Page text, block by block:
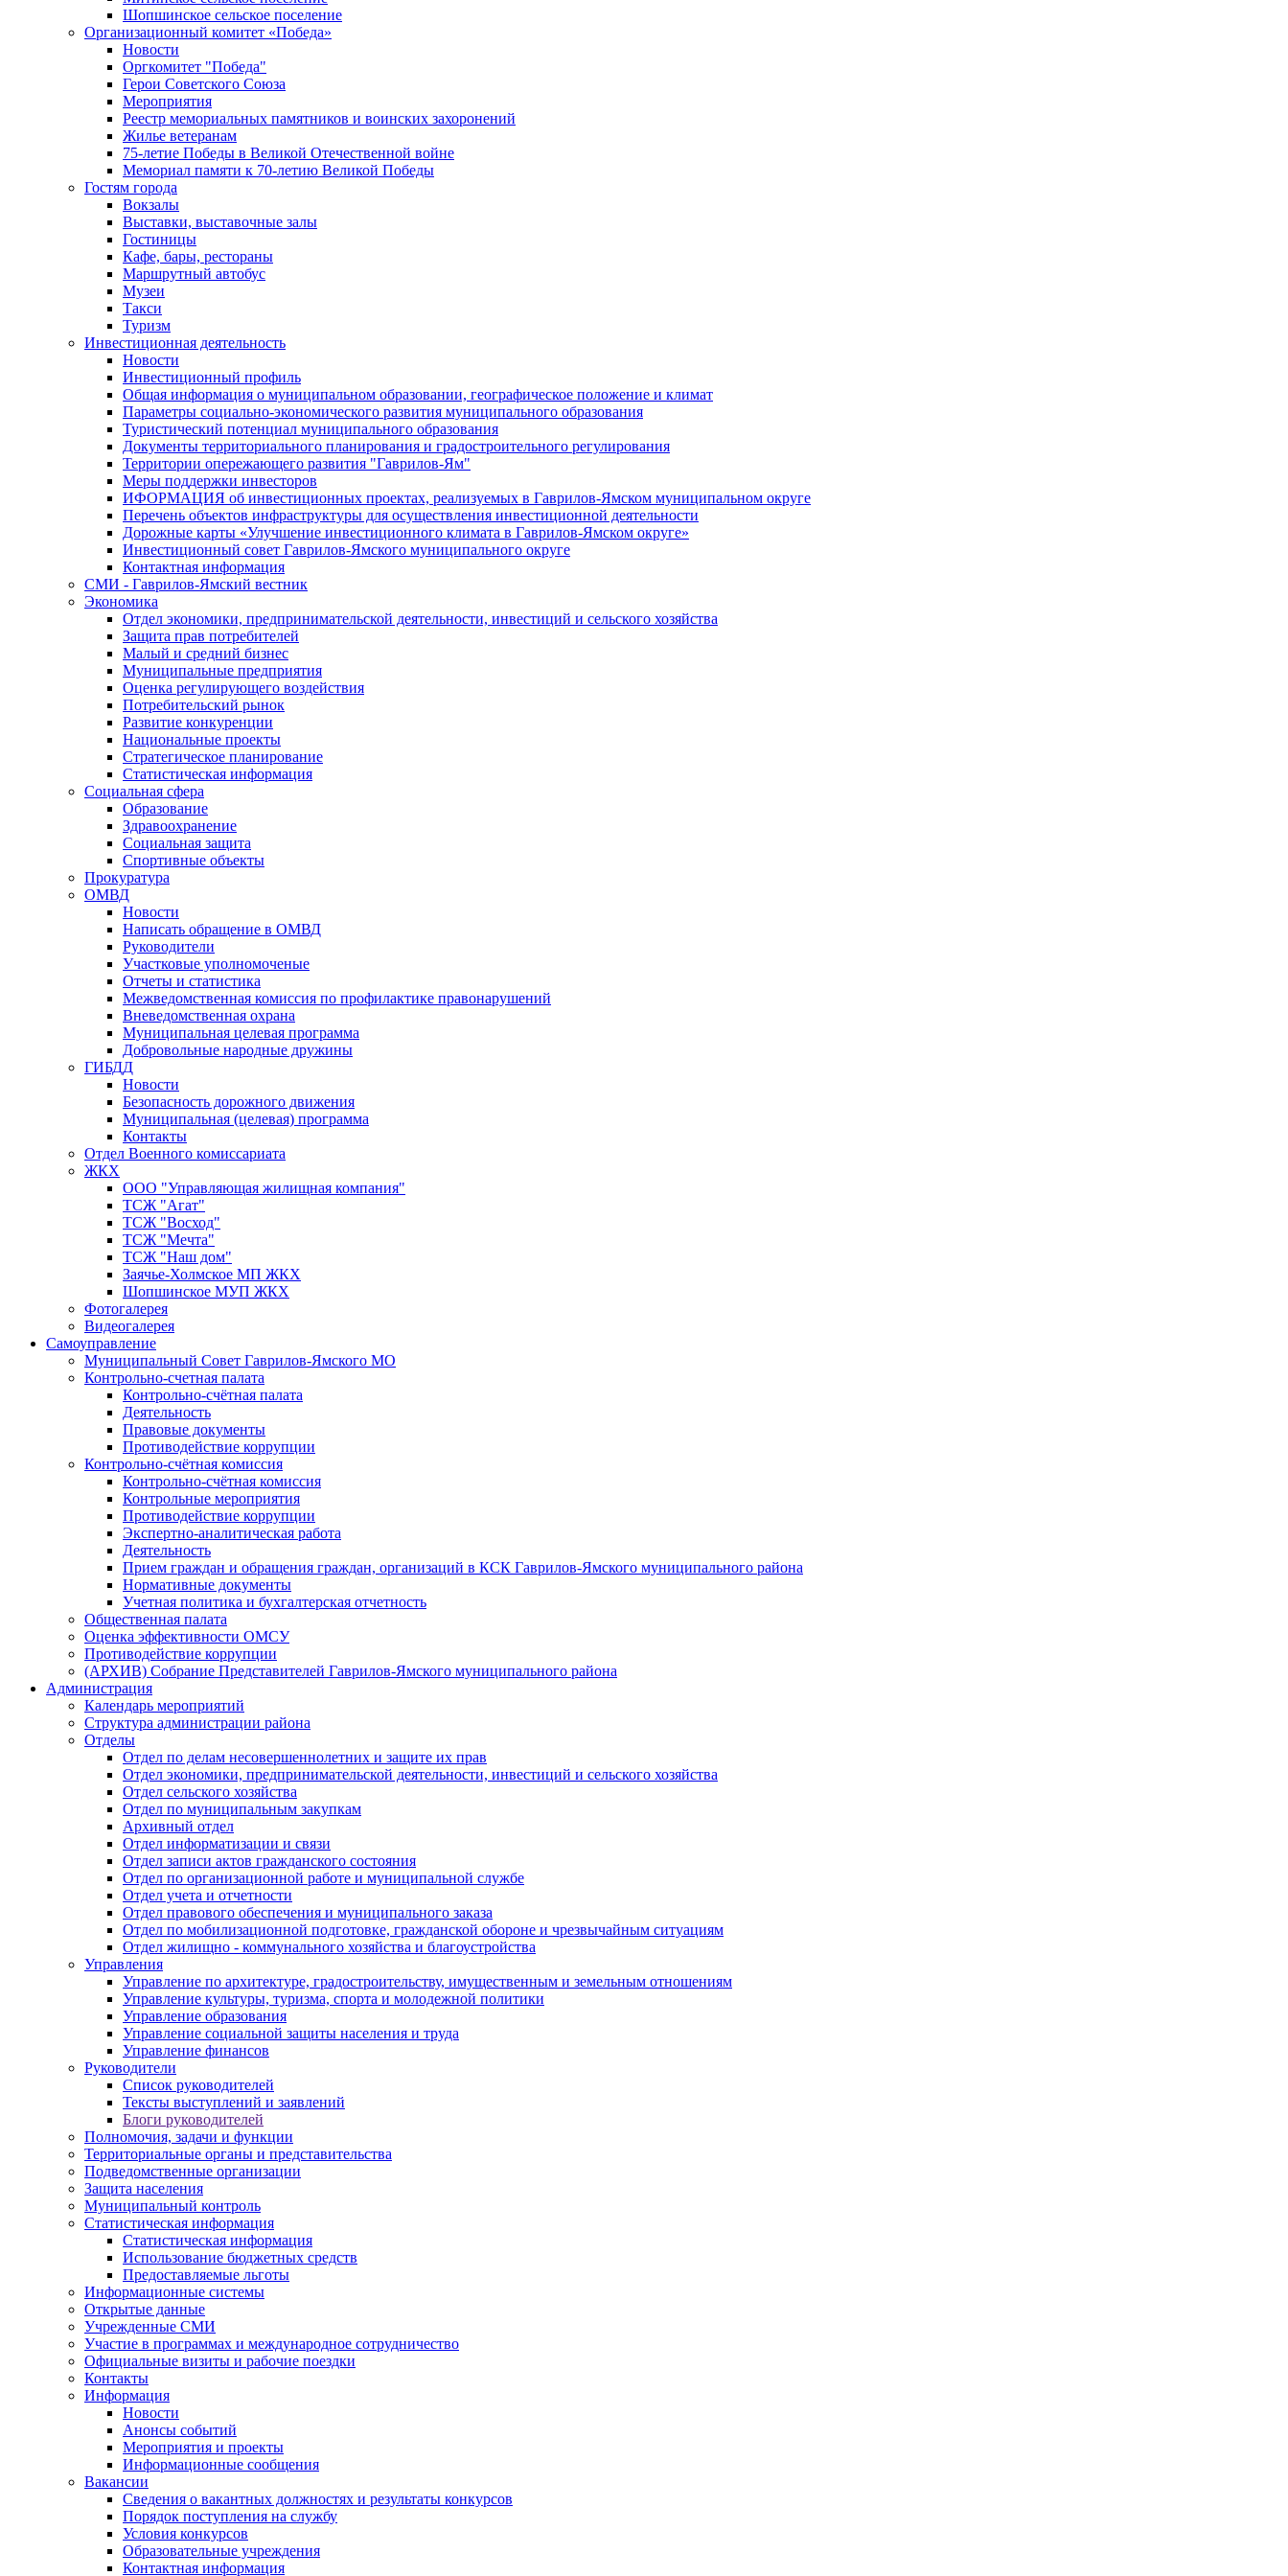
Шопшинское сельское поселение
Организационный комитет «Победа»
Новости
Оргкомитет "Победа"
Герои Советского Союза
Мероприятия
Реестр мемориальных памятников и воинских захоронений
Жилье ветеранам
75-летие Победы в Великой Отечественной войне
Мемориал памяти к 70-летию Великой Победы
Гостям города
Вокзалы
Выставки, выставочные залы
Гостиницы
Кафе, бары, рестораны
Маршрутный автобус
Музеи
Такси
Туризм
Инвестиционная деятельность
Новости
Инвестиционный профиль
Общая информация о муниципальном образовании, географическое положение и климат
Параметры социально-экономического развития муниципального образования
Туристический потенциал муниципального образования
Документы территориального планирования и градостроительного регулирования
Территории опережающего развития "Гаврилов-Ям"
Меры поддержки инвесторов
ИФОРМАЦИЯ об инвестиционных проектах, реализуемых в Гаврилов-Ямском муниципальном округе
Перечень объектов инфраструктуры для осуществления инвестиционной деятельности
Дорожные карты «Улучшение инвестиционного климата в Гаврилов-Ямском округе»
Инвестиционный совет Гаврилов-Ямского муниципального округе
Контактная информация
СМИ - Гаврилов-Ямский вестник
Экономика
Отдел экономики, предпринимательской деятельности, инвестиций и сельского хозяйства
Защита прав потребителей
Малый и средний бизнес
Муниципальные предприятия
Оценка регулирующего воздействия
Потребительский рынок
Развитие конкуренции
Национальные проекты
Стратегическое планирование
Статистическая информация
Социальная сфера
Образование
Здравоохранение
Социальная защита
Спортивные объекты
Прокуратура
ОМВД
Новости
Написать обращение в ОМВД
Руководители
Участковые уполномоченые
Отчеты и статистика
Межведомственная комиссия по профилактике правонарушений
Вневедомственная охрана
Муниципальная целевая программа
Добровольные народные дружины
ГИБДД
Новости
Безопасность дорожного движения
Муниципальная (целевая) программа
Контакты
Отдел Военного комиссариата
ЖКХ
ООО "Управляющая жилищная компания"
ТСЖ "Агат"
ТСЖ "Восход"
ТСЖ "Мечта"
ТСЖ "Наш дом"
Заячье-Холмское МП ЖКХ
Шопшинское МУП ЖКХ
Фотогалерея
Видеогалерея
Самоуправление
Муниципальный Совет Гаврилов-Ямского МО
Контрольно-счетная палата
Контрольно-счётная палата
Деятельность
Правовые документы
Противодействие коррупции
Контрольно-счётная комиссия
Контрольно-счётная комиссия
Контрольные мероприятия
Противодействие коррупции
Экспертно-аналитическая работа
Деятельность
Прием граждан и обращения граждан, организаций в КСК Гаврилов-Ямского муниципального района
Нормативные документы
Учетная политика и бухгалтерская отчетность
Общественная палата
Оценка эффективности ОМСУ
Противодействие коррупции
(АРХИВ) Собрание Представителей Гаврилов-Ямского муниципального района
Администрация
Календарь мероприятий
Структура администрации района
Отделы
Отдел по делам несовершеннолетних и защите их прав
Отдел экономики, предпринимательской деятельности, инвестиций и сельского хозяйства
Отдел сельского хозяйства
Отдел по муниципальным закупкам
Архивный отдел
Отдел информатизации и связи
Отдел записи актов гражданского состояния
Отдел по организационной работе и муниципальной службе
Отдел учета и отчетности
Отдел правового обеспечения и муниципального заказа
Отдел по мобилизационной подготовке, гражданской обороне и чрезвычайным ситуациям
Отдел жилищно - коммунального хозяйства и благоустройства
Управления
Управление по архитектуре, градостроительству, имущественным и земельным отношениям
Управление культуры, туризма, спорта и молодежной политики
Управление образования
Управление социальной защиты населения и труда
Управление финансов
Руководители
Список руководителей
Тексты выступлений и заявлений
Блоги руководителей
Полномочия, задачи и функции
Территориальные органы и представительства
Подведомственные организации
Защита населения
Муниципальный контроль
Статистическая информация
Статистическая информация
Использование бюджетных средств
Предоставляемые льготы
Информационные системы
Открытые данные
Учрежденные СМИ
Участие в программах и международное сотрудничество
Официальные визиты и рабочие поездки
Контакты
Информация
Новости
Анонсы событий
Мероприятия и проекты
Информационные сообщения
Вакансии
Сведения о вакантных должностях и результаты конкурсов
Порядок поступления на службу
Условия конкурсов
Образовательные учреждения
Контактная информация